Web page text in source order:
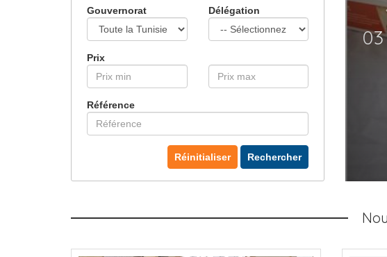
Gouvernorat Délégation
Prix
Référence
Réinitialiser Rechercher
03 MICRO HF & CRAVATES